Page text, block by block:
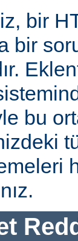
bir
bir
bu